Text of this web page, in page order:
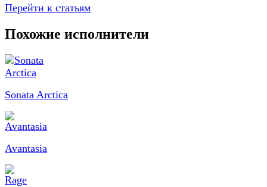
Перейти к статьям
Похожие исполнители
Sonata Arctica
Avantasia